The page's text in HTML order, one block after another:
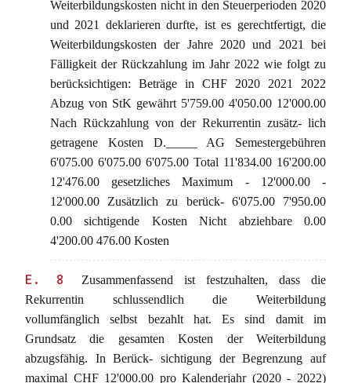
Weiterbildungskosten nicht in den Steuerperioden 2020
und 2021 deklarieren durfte, ist es gerechtfertigt, die
Weiterbildungskosten der Jahre 2020 und 2021 bei
Fälligkeit der Rückzahlung im Jahr 2022 wie folgt zu
berücksichtigen: Beträge in CHF 2020 2021 2022
Abzug von StK gewährt 5'759.00 4'050.00 12'000.00
Nach Rückzahlung von der Rekurrentin zusätz- lich
getragene Kosten D._____ AG Semestergebühren
6'075.00 6'075.00 6'075.00 Total 11'834.00 16'200.00
12'476.00 gesetzliches Maximum - 12'000.00 -
12'000.00 Zusätzlich zu berück- 6'075.00 7'950.00
0.00 sichtigende Kosten Nicht abziehbare 0.00
4'200.00 476.00 Kosten
E. 8
Zusammenfassend ist festzuhalten, dass die
Rekurrentin schlussendlich die Weiterbildung
vollumfänglich selbst bezahlt hat. Es sind damit im
Grundsatz die gesamten Kosten der Weiterbildung
abzugsfähig. In Berück- sichtigung der Begrenzung auf
maximal CHF 12'000.00 pro Kalenderjahr (2020 - 2022)